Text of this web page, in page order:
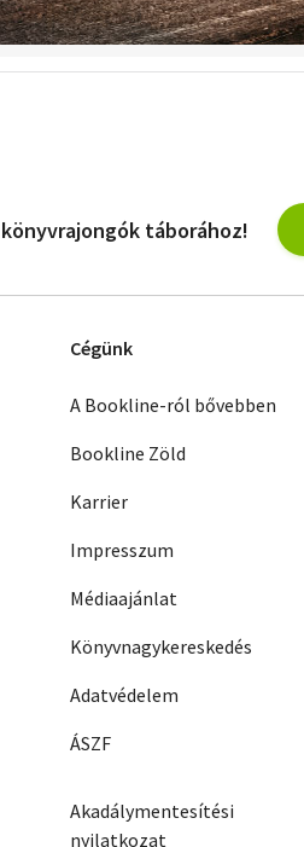
táborához!
Cégünk
A Bookline-ról bővebben
Bookline Zöld
Karrier
Impresszum
Médiaajánlat
Könyvnagykereskedés
Adatvédelem
ÁSZF
Akadálymentesítési
nyilatkozat